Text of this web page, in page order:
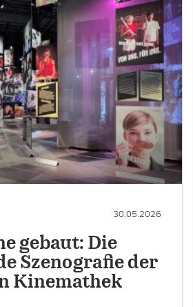
30.05.2026
gebaut: Die
Szenografie der
Kinemathek